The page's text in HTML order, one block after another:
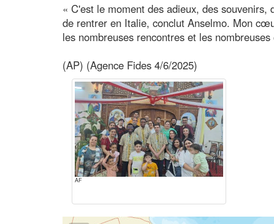
« C'est le moment des adieux, des
de rentrer en Italie, conclut Anselmo. Mon
les nombreuses rencontres et les
(AP) (Agence Fides 4/6/2025)
AF